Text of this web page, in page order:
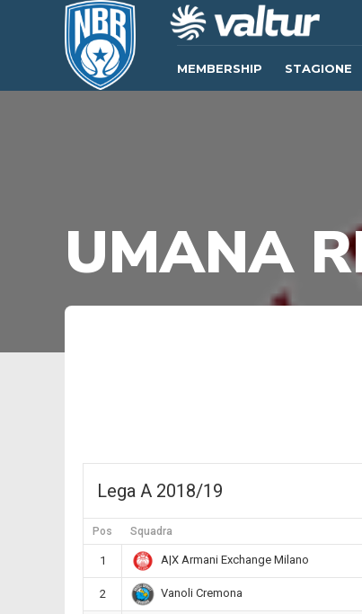
MEMBERSHIP STAGIONE
UMANA
Lega A 2018/19
Pos Squadra
1 A|X Armani Exchange Milano
2 Vanoli Cremona